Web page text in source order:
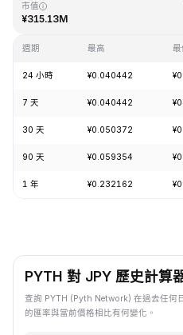
市值
¥315.13M
週期 最高 最
24 小時 ¥0.040442
7 天 ¥0.040442
30 天 ¥0.050372
90 天 ¥0.059354
1 年 ¥0.232162
PYTH 對 JPY 歷史計算
查詢 PYTH (Pyth Network) 在過去任何
的匯率與當前價格相比有何變化。